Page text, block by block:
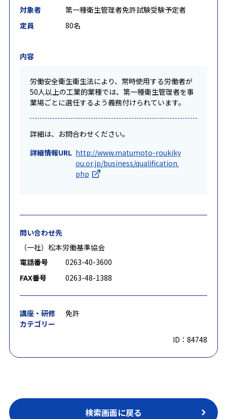
対象者
第一種衛生管理者免許試験受験予定者
定員
80名
内容
労働安全衛生衛生法により、常時使用する労働者が
50人以上の工業的業種では、第一種衛生管理者を事
業場ごとに選任するよう義務付けられています。
詳細は、お問合わせください。
詳細情報URL http://www.matumoto-roukiky
ou.or.jp/business/qualification.
php
問い合わせ先
（一社）松本労働基準協会
電話番号
0263-40-3600
FAX番号
0263-48-1388
講座・研修
カテゴリー
免許
ID：84748
検索画面に戻る